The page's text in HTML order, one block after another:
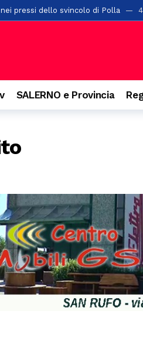
pressi dello svincolo di Polla
la caduta di alberi sulla
su Oplontis: pane e cereali alla
Bussento, si chiude l’undicesima
storico di Salerno con 42 posti
Guccini: il cantautore della
sequestrati oltre 2mila articoli
SALERNO e Provincia